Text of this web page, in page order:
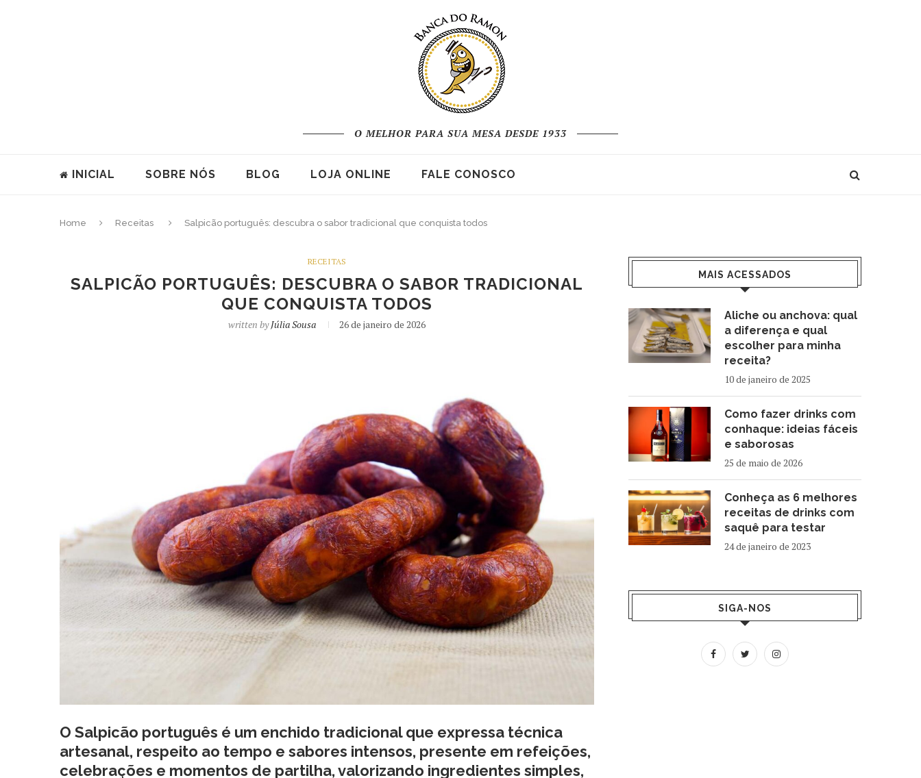
O MELHOR PARA SUA MESA DESDE 1933
INICIAL SOBRE NÓS BLOG LOJA ONLINE FALE CONOSCO
Home Receitas Salpicão português: descubra o sabor tradicional que conquista todos
RECEITAS
SALPICÃO PORTUGUÊS: DESCUBRA O SABOR TRADICIONAL
QUE CONQUISTA TODOS
written byJúlia Sousa 26 de janeiro de 2026
O Salpicão português é um enchido tradicional que expressa técnica
artesanal, respeito ao tempo e sabores intensos, presente em refeições,
celebrações e momentos de partilha, valorizando ingredientes simples,
MAIS ACESSADOS
Aliche ou anchova: qual
a diferença e qual
escolher para minha
receita?
10 de janeiro de 2025
Como fazer drinks com
conhaque: ideias fáceis
e saborosas
25 de maio de 2026
Conheça as 6 melhores
receitas de drinks com
saquê para testar
24 de janeiro de 2023
SIGA-NOS